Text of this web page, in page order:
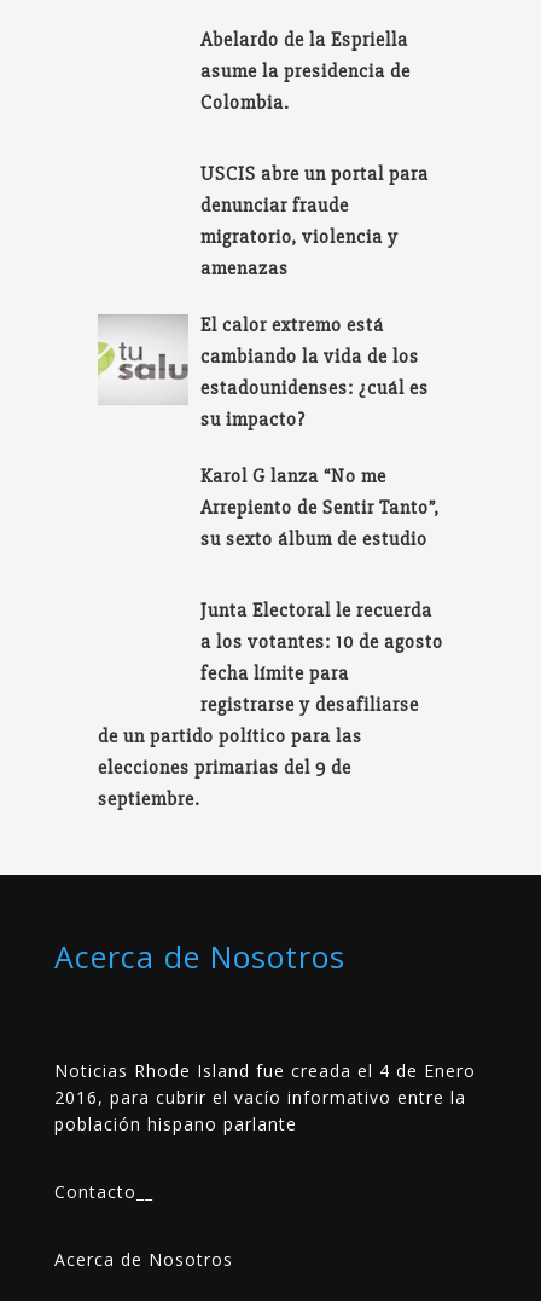
Abelardo de la Espriella
asume la presidencia de
Colombia.
USCIS abre un portal para
denunciar fraude
migratorio, violencia y
amenazas
El calor extremo está
cambiando la vida de los
estadounidenses: ¿cuál es
su impacto?
Karol G lanza “No me
Arrepiento de Sentir Tanto”,
su sexto álbum de estudio
Junta Electoral le recuerda
a los votantes: 10 de agosto
fecha límite para
registrarse y desafiliarse
de un partido político para las
elecciones primarias del 9 de
septiembre.
Acerca de Nosotros
Noticias Rhode Island fue creada el 4 de Enero
2016, para cubrir el vacío informativo entre la
población hispano parlante
Contacto
Acerca de Nosotros